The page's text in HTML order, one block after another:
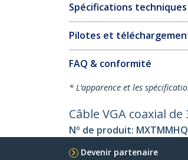
Spécifications techniques
Pilotes et
FAQ & conformité
* L’apparence et les
Câble VGA coaxial
Nº de produit:
Devenir partenaire